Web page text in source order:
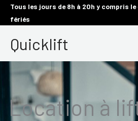
AllerTous les jours de 8h à 20h y compris
fériés
Quicklift
Location à